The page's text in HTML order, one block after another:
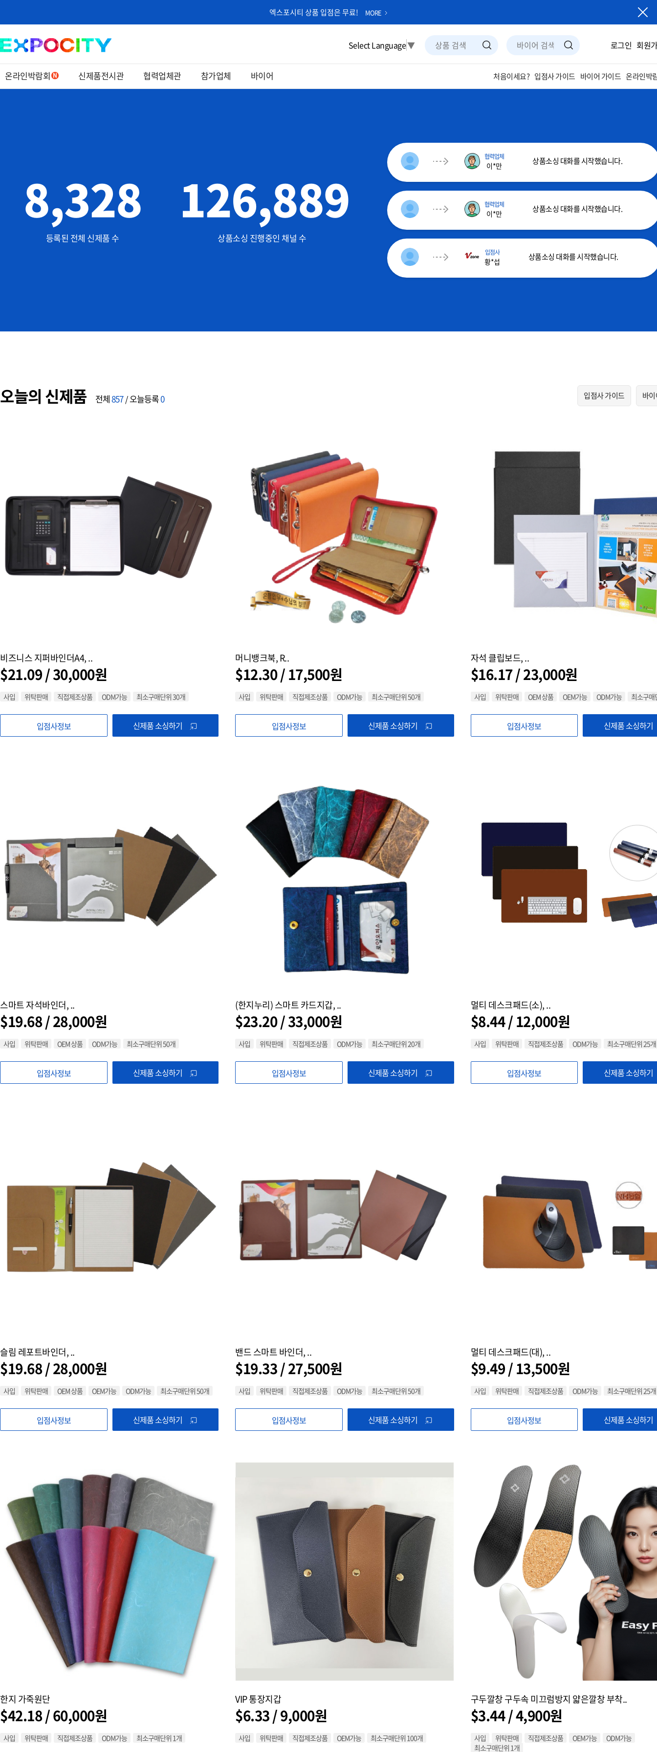
엑스포시티 상품 입점은 무료! MORE
Select Language▼ 로그인 회원
온라인박람회 신제품전시관 협력업체관 참가업체 바이어 처음이세요? 입점사 가이드 바이어 가이드 온라인박
8,328
등록된 전체 신제품 수
126,889
상품소싱 진행중인 채널 수
협력업체
이*만 상품소싱 대화를 시작했습니다.
협력업체
이*만 상품소싱 대화를 시작했습니다.
입점사
황*섭 상품소싱 대화를 시작했습니다.
오늘의 신제품 전체857/오늘등록0 입점사 가이드 바
비즈니스 지퍼바인더A4, ..
$21.09 / 30,000원
사입 위탁판매 직접제조상품 ODM가능 최소구매단위 30개
입점사정보 신제품 소싱하기
머니뱅크북, R..
$12.30 / 17,500원
사입 위탁판매 직접제조상품 ODM가능 최소구매단위 50개
입점사정보 신제품 소싱하기
자석 클립보드, ..
$16.17 / 23,000원
사입 위탁판매 OEM 상품 OEM가능 ODM가능 최소구매
입점사정보 신제품 소싱하기
스마트 자석바인더, ..
$19.68 / 28,000원
사입 위탁판매 OEM 상품 ODM가능 최소구매단위 50개
입점사정보 신제품 소싱하기
(한지누리) 스마트 카드지갑, ..
$23.20 / 33,000원
사입 위탁판매 직접제조상품 ODM가능 최소구매단위 20개
입점사정보 신제품 소싱하기
멀티 데스크패드(소), ..
$8.44 / 12,000원
사입 위탁판매 직접제조상품 ODM가능 최소구매단위 25개
입점사정보 신제품 소싱하기
슬림 레포트바인더, ..
$19.68 / 28,000원
사입 위탁판매 OEM 상품 OEM가능 ODM가능 최소구매단위 50개
입점사정보 신제품 소싱하기
밴드 스마트 바인더, ..
$19.33 / 27,500원
사입 위탁판매 직접제조상품 ODM가능 최소구매단위 50개
입점사정보 신제품 소싱하기
멀티 데스크패드(대), ..
$9.49 / 13,500원
사입 위탁판매 직접제조상품 ODM가능 최소구매단위 25개
입점사정보 신제품 소싱하기
한지 가죽원단
$42.18 / 60,000원
사입 위탁판매 직접제조상품 ODM가능 최소구매단위 1개
VIP 통장지갑
$6.33 / 9,000원
사입 위탁판매 직접제조상품 OEM가능 최소구매단위 100개
구두깔창 구두속 미끄럼방지 얇은깔창 부착..
$3.44 / 4,900원
사입 위탁판매 직접제조상품 OEM가능
ODM가능
최소구매단위 1개